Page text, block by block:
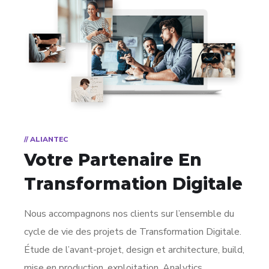
// ALIANTEC
Votre Partenaire En
Transformation Digitale
Nous accompagnons nos clients sur l’ensemble du
cycle de vie des projets de Transformation Digitale.
Étude de l’avant-projet, design et architecture, build,